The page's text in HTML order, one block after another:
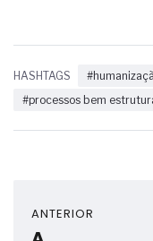
HASHTAGS
#processos bem
ANTERIOR